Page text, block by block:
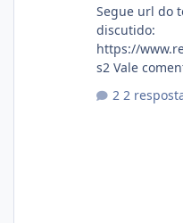
Segue url do
discutido:
https://
s2 Vale
2